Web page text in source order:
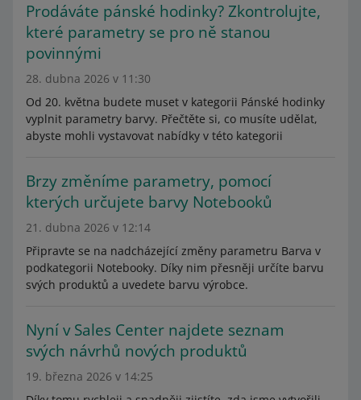
Prodáváte pánské hodinky? Zkontrolujte,
které parametry se pro ně stanou
povinnými
28. dubna 2026 v 11:30
Od 20. května budete muset v kategorii Pánské hodinky
vyplnit parametry barvy. Přečtěte si, co musíte udělat,
abyste mohli vystavovat nabídky v této kategorii
Brzy změníme parametry, pomocí
kterých určujete barvy Notebooků
21. dubna 2026 v 12:14
Připravte se na nadcházející změny parametru Barva v
podkategorii Notebooky. Díky nim přesněji určíte barvu
svých produktů a uvedete barvu výrobce.
Nyní v Sales Center najdete seznam
svých návrhů nových produktů
19. března 2026 v 14:25